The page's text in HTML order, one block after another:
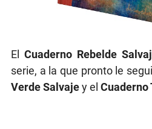
El Cuaderno Rebelde
serie, a la que pronto le
Verde Salvajey el Cuaderno